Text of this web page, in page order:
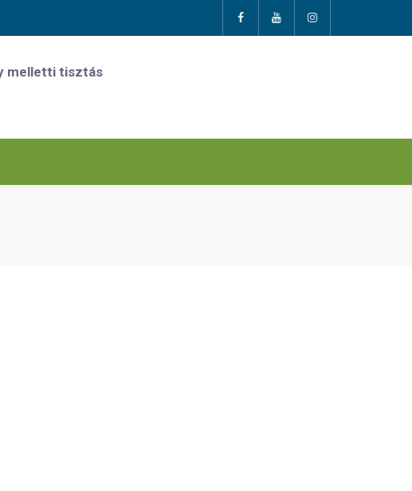
melletti tisztás